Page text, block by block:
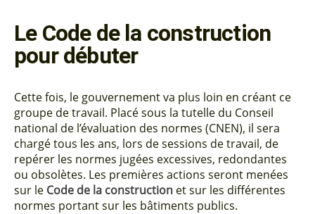
Le Code de la construction
pour débuter
Cette fois, le gouvernement va plus loin en créant ce
groupe de travail. Placé sous la tutelle du Conseil
national de l’évaluation des normes (CNEN), il sera
chargé tous les ans, lors de sessions de travail, de
repérer les normes jugées excessives, redondantes
ou obsolètes. Les premières actions seront menées
sur le Code de la construction et sur les différentes
normes portant sur les bâtiments publics.